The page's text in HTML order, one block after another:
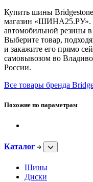
Купить шины
магазин «ШИНА25.РУ».
автомобильной резины в
Выберите товар,
и закажите его прямо
самовывозом во
России.
Все товары бренда
Похожие по параметрам
Каталог
Шины
Диски